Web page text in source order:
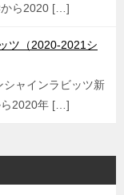
から2020 […]
ツ（2020-2021シ
ャインラビッツ新
ら2020年 […]